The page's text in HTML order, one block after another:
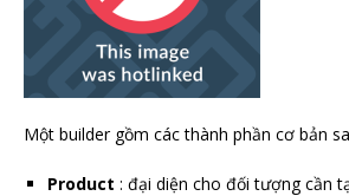
Một builder gồm các thành phần cơ bản
Product : đại diện cho đối tượng cần